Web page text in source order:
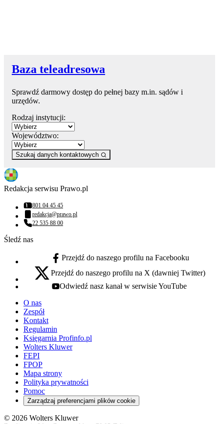
Baza teleadresowa
Sprawdź darmowy dostęp do pełnej bazy m.in. sądów i
urzędów.
Rodzaj instytucji:
Województwo:
Szukaj danych kontaktowych
Redakcja serwisu Prawo.pl
Numer telefonu:
801 04 45 45
Adres email:
redakcja@prawo.pl
Numer telefonu:
22 535 88 00
Śledź nas
facebook - otwiera się w nowej karcie
Przejdź do naszego profilu na Facebooku
x - otwiera się w nowej karcie
Przejdź do naszego profilu na X (dawniej Twitter)
youtube - otwiera się w nowej karcie
Odwiedź nasz kanał w serwisie YouTube
O nas
Zespół
Kontakt
Regulamin
Księgarnia Profinfo.pl
Wolters Kluwer
FEPI
FPOP
Mapa strony
Polityka prywatności
Pomoc
Zarządzaj preferencjami plików cookie
© 2026 Wolters Kluwer